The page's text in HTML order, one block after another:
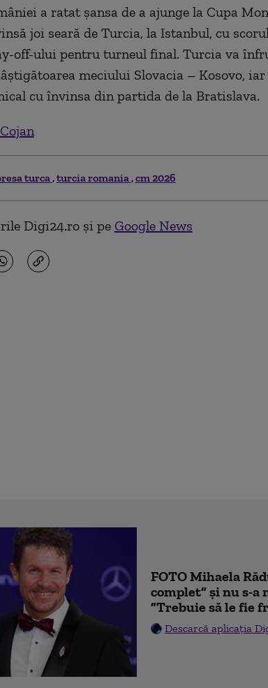
a ratat şansa de a ajunge la Cupa
joi seară de Turcia, la Istanbul, cu
off-ului pentru turneul final. Turcia va
meciului Slovacia – Kosovo,
cu învinsa din partida de la Bratislava.
turca turcia romania cm 2026
Digi24.ro și pe Google News
FOTO Mihaela
complet” și nu s-
”Trebuie să le fie
Descarcă aplicația